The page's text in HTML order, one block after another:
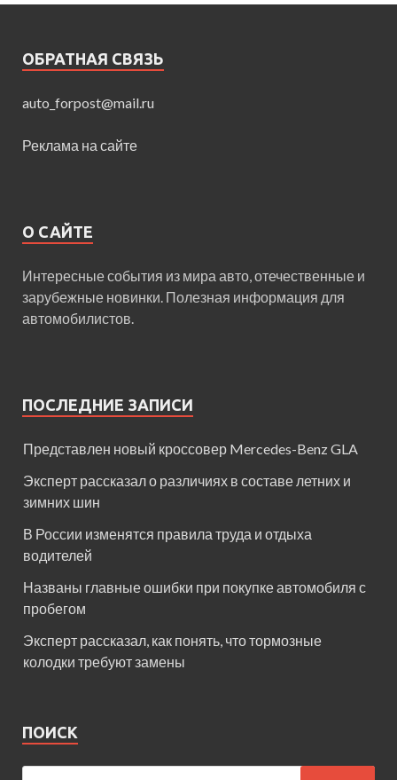
ОБРАТНАЯ СВЯЗЬ
auto_forpost@mail.ru
Реклама на сайте
О САЙТЕ
Интересные события из мира авто, отечественные и
зарубежные новинки. Полезная информация для
автомобилистов.
ПОСЛЕДНИЕ ЗАПИСИ
Представлен новый кроссовер Mercedes-Benz GLA
Эксперт рассказал о различиях в составе летних и
зимних шин
В России изменятся правила труда и отдыха
водителей
Названы главные ошибки при покупке автомобиля с
пробегом
Эксперт рассказал, как понять, что тормозные
колодки требуют замены
ПОИСК